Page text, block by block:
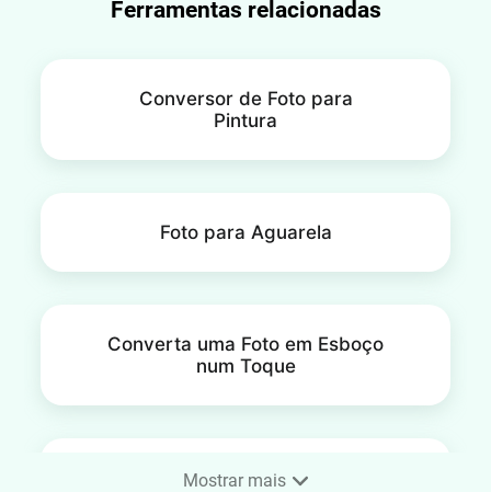
Ferramentas relacionadas
Conversor de Foto para
Pintura
Foto para Aguarela
Converta uma Foto em Esboço
num Toque
Foto para Cartoon
Mostrar mais